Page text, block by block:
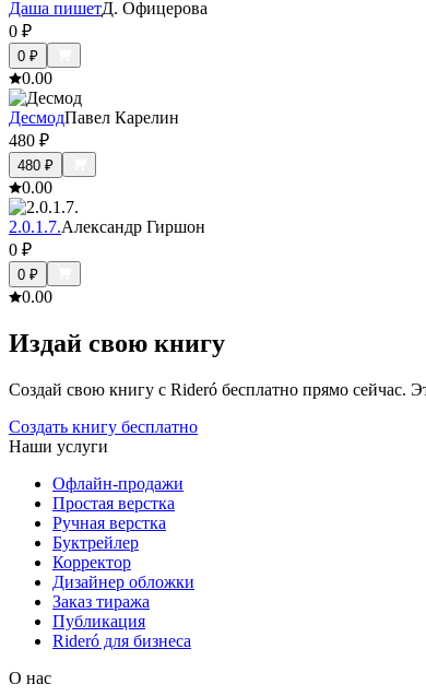
Даша пишетД. Офицерова
0 ₽
0 ₽
0.00
ДесмодПавел Карелин
480 ₽
480 ₽
0.00
2.0.1.7.Александр Гиршон
0 ₽
0 ₽
0.00
Издай свою книгу
Создай свою книгу с Rideró бесплатно прямо сейчас.
Создать книгу бесплатно
Наши услуги
Офлайн-продажи
Простая верстка
Ручная верстка
Буктрейлер
Корректор
Дизайнер обложки
Заказ тиража
Публикация
Rideró для бизнеса
О нас